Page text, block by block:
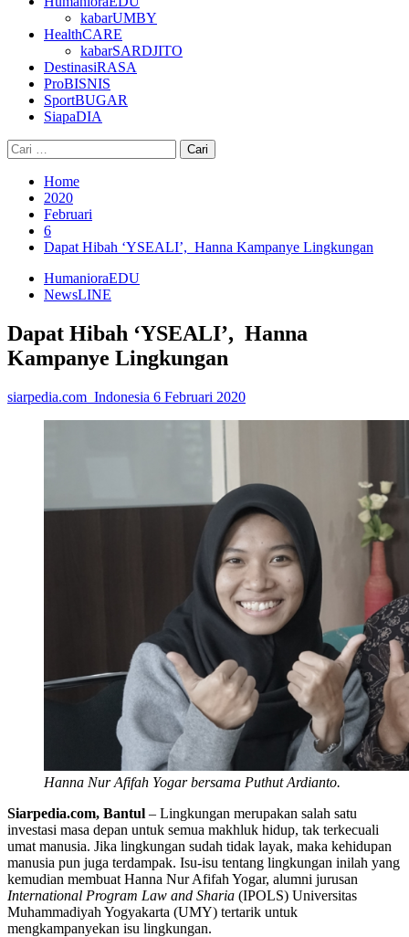
kabarUMBY
HealthCARE
kabarSARDJITO
DestinasiRASA
ProBISNIS
SportBUGAR
SiapaDIA
Cari
untuk:
Home
2020
Februari
6
Dapat Hibah ‘YSEALI’, Hanna Kampanye Lingkungan
HumanioraEDU
NewsLINE
Dapat Hibah ‘YSEALI’, Hanna
Kampanye Lingkungan
siarpedia.com_Indonesia 6 Februari 2020
Hanna Nur Afifah Yogar bersama Puthut Ardianto.
Siarpedia.com, Bantul – Lingkungan merupakan salah satu
investasi masa depan untuk semua makhluk hidup, tak terkecuali
umat manusia. Jika lingkungan sudah tidak layak, maka kehidupan
manusia pun juga terdampak. Isu-isu tentang lingkungan inilah yang
kemudian membuat Hanna Nur Afifah Yogar, alumni jurusan
International Program Law and Sharia (IPOLS) Universitas
Muhammadiyah Yogyakarta (UMY) tertarik untuk
mengkampanyekan isu lingkungan.